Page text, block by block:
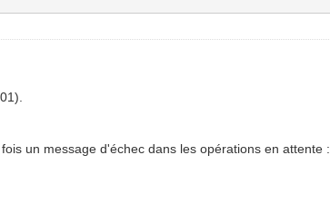
un message d'échec dans les opérations en attente :